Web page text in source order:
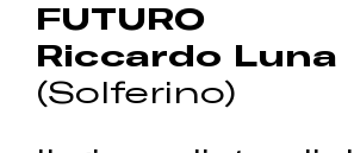
FUTURO
Riccardo Luna
(Solferino)